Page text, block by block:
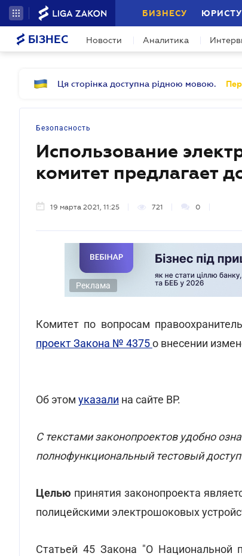
БИЗНЕСУ ЮРИСТУ
БІЗНЕС Новости Аналитика
Ця сторінка доступна рідною мовою.
Безопасность
Использование
комитет предлагает
19 марта 2021, 11:25 721 0
Реклама
Комитет по вопросам
проект Закона № 4375о внесении
Об этом указали на сайте ВР.
С текстами законопроектов удобно
полнофункциональный тестовый
Целью принятия законопроекта
полицейскими электрошоковых
Статьей 45 Закона "О Национальной